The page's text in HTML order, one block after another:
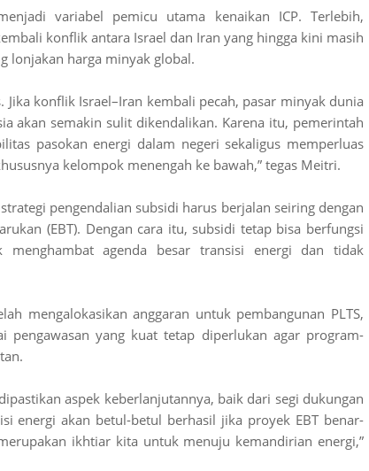
variabel pemicu utama kenaikan ICP. Terlebih,
konflik antara Israel dan Iran yang hingga kini masih
lonjakan harga minyak global.
konflik Israel–Iran kembali pecah, pasar minyak dunia
akan semakin sulit dikendalikan. Karena itu, pemerintah
pasokan energi dalam negeri sekaligus memperluas
kelompok menengah ke bawah,” tegas Meitri.
pengendalian subsidi harus berjalan seiring dengan
(EBT). Dengan cara itu, subsidi tetap bisa berfungsi
agenda besar transisi energi dan tidak
mengalokasikan anggaran untuk pembangunan PLTS,
yang kuat tetap diperlukan agar program-
aspek keberlanjutannya, baik dari segi dukungan
energi akan betul-betul berhasil jika proyek EBT benar-
ikhtiar kita untuk menuju kemandirian energi,”